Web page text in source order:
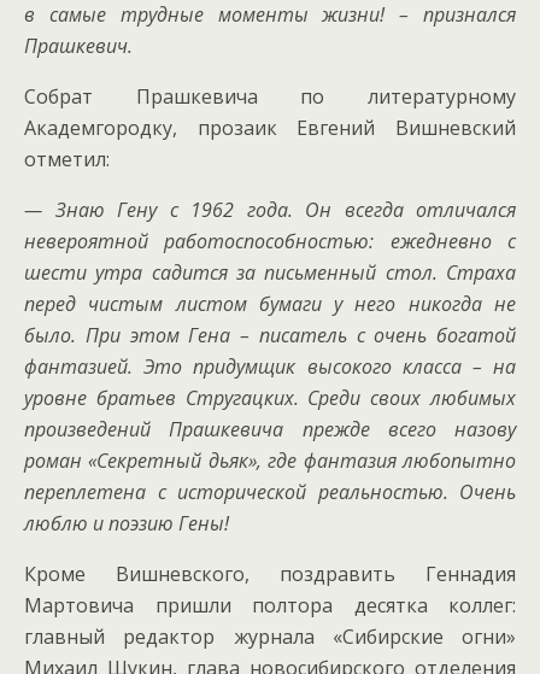
в самые трудные моменты жизни! – признался
Прашкевич.
Собрат Прашкевича по литературному
Академгородку, прозаик Евгений Вишневский
отметил:
— Знаю Гену с 1962 года. Он всегда отличался
невероятной работоспособностью: ежедневно с
шести утра садится за письменный стол. Страха
перед чистым листом бумаги у него никогда не
было. При этом Гена – писатель с очень богатой
фантазией. Это придумщик высокого класса – на
уровне братьев Стругацких. Среди своих любимых
произведений Прашкевича прежде всего назову
роман «Секретный дьяк», где фантазия любопытно
переплетена с исторической реальностью. Очень
люблю и поэзию Гены!
Кроме Вишневского, поздравить Геннадия
Мартовича пришли полтора десятка коллег:
главный редактор журнала «Сибирские огни»
Михаил Щукин, глава новосибирского отделения